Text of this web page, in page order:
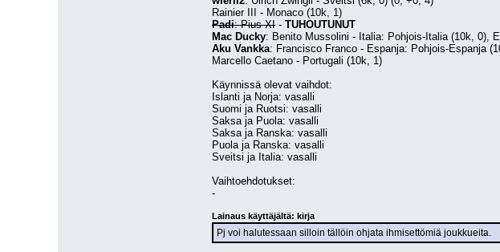
Rainier III - Monaco (10k, 1)
Padi: Pius XI - TUHOUTUNUT
Mac Ducky: Benito Mussolini - Italia: Pohjois-Italia (10k, 0),
Aku Vankka: Francisco Franco - Espanja: Pohjois-Espanja
Marcello Caetano - Portugali (10k, 1)
Käynnissä olevat vaihdot:
Islanti ja Norja: vasalli
Suomi ja Ruotsi: vasalli
Saksa ja Puola: vasalli
Saksa ja Ranska: vasalli
Puola ja Ranska: vasalli
Sveitsi ja Italia: vasalli
Vaihtoehdotukset:
-
Lainaus käyttäjältä: kirja
Pj voi halutessaan silloin tällöin ohjata ihmisettömiä joukkueita.